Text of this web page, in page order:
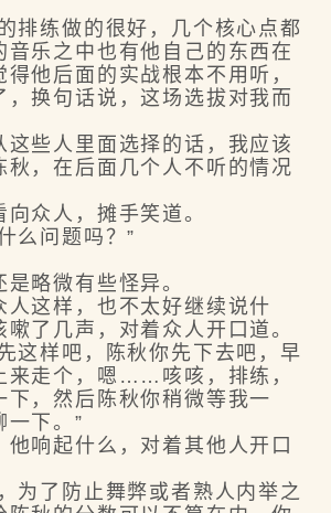
练做的很好，几个核心点都
音乐之中也有他自己的东西在
得他后面的实战根本不用听，
，换句话说，这场选拔对我而
些人里面选择的话，我应该
秋，在后面几个人不听的情况
众人，摊手笑道。
问题吗？”
略微有些怪异。
这样，也不太好继续说什
了几声，对着众人开口道。
样吧，陈秋你先下去吧，早
来走个，嗯……咳咳，排练，
下，然后陈秋你稍微等我一
一下。”
响起什么，对着其他人开口
了防止舞弊或者熟人内举之